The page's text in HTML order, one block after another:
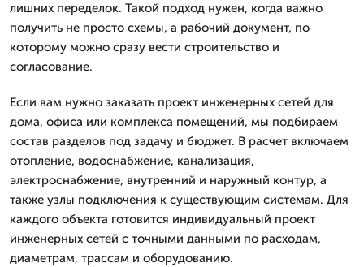
лишних переделок. Такой подход нужен, когда важно
получить не просто схемы, а рабочий документ, по
которому можно сразу вести строительство и
согласование.
Если вам нужно заказать проект инженерных сетей для
дома, офиса или комплекса помещений, мы подбираем
состав разделов под задачу и бюджет. В расчет включаем
отопление, водоснабжение, канализация,
электроснабжение, внутренний и наружный контур, а
также узлы подключения к существующим системам. Для
каждого объекта готовится индивидуальный проект
инженерных сетей с точными данными по расходам,
диаметрам, трассам и оборудованию.